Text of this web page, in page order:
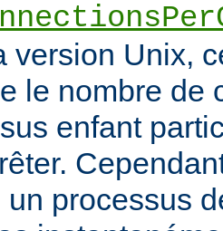
version Unix,
le nombre de
enfant
un processus